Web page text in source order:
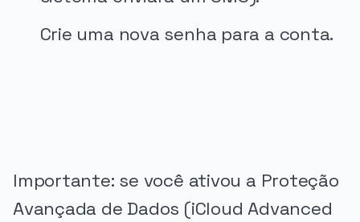
Crie uma nova senha para a conta.
Importante: se você ativou a Proteção
Avançada de Dados (iCloud Advanced